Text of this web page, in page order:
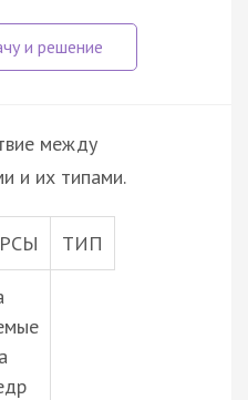
между
и их типами.
ТИП